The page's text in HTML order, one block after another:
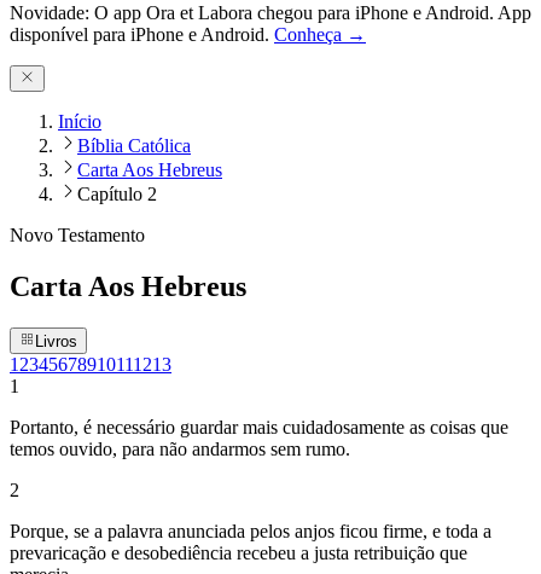
Novidade: O app Ora et Labora chegou para iPhone e Android. App
disponível para iPhone e Android. Conheça →
Início
Bíblia Católica
Carta Aos Hebreus
Capítulo 2
Novo Testamento
Carta Aos Hebreus
Livros
1 2345678910111213
1
Portanto, é necessário guardar mais cuidadosamente as coisas que
temos ouvido, para não andarmos sem rumo.
2
Porque, se a palavra anunciada pelos anjos ficou firme, e toda a
prevaricação e desobediência recebeu a justa retribuição que